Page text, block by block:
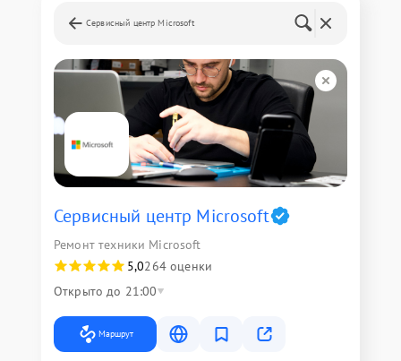
Сервисный центр Microsoft
Сервисный центр Microsoft
Ремонт техники Microsoft
5,0264 оценки
Открыто до 21:00
Маршрут